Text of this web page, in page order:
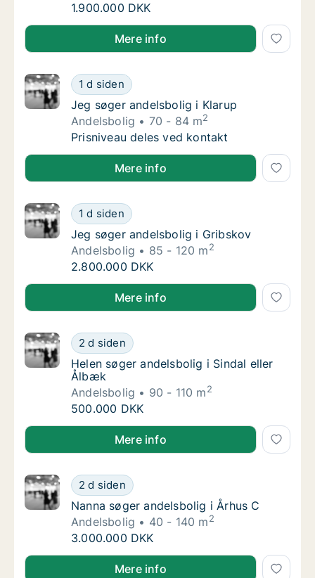
Jeg søger andelsbolig i Vesterbro,
1.900.000 DKK
Jeg søger andelsbolig i Vesterbro, Østerbro eller
Mere info
Jeg søger andelsbolig i Klarup
1 d siden
Jeg søger andelsbolig i Klarup
Jeg søger andelsbolig i Klarup
Andelsbolig
70 - 84 m2
Jeg søger andelsbolig i Klarup
Prisniveau deles ved kontakt
Jeg søger andelsbolig i Klarup
Mere info
Jeg søger andelsbolig i Gribskov
1 d siden
Jeg søger andelsbolig i Gribskov
Jeg søger andelsbolig i Gribskov
Andelsbolig
85 - 120 m2
Jeg søger andelsbolig i Gribskov
2.800.000 DKK
Jeg søger andelsbolig i Gribskov
Mere info
Helen søger andelsbolig i Sindal eller Ålbæk
2 d siden
Helen søger andelsbolig i Sindal eller Ålbæk
Helen søger andelsbolig i Sindal eller
Ålbæk
Andelsbolig
90 - 110 m2
Helen søger andelsbolig i Sindal eller Ålbæk
500.000 DKK
Helen søger andelsbolig i Sindal eller Ålbæk
Mere info
Nanna søger andelsbolig i Århus C
2 d siden
Nanna søger andelsbolig i Århus C
Nanna søger andelsbolig i Århus C
Andelsbolig
40 - 140 m2
Nanna søger andelsbolig i Århus C
3.000.000 DKK
Nanna søger andelsbolig i Århus C
Mere info